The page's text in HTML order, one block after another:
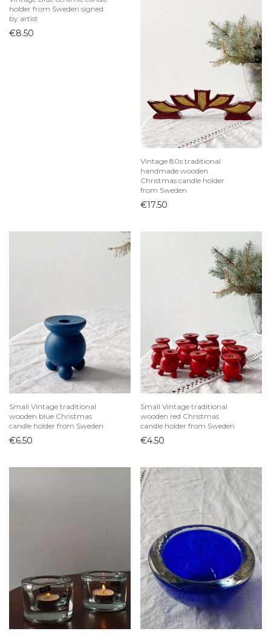
Vintage prietaisai
holder from Sweden signed
by artist
€8.50
Vintage 80s traditional
handmade wooden
Christmas candle holder
from Sweden
€17.50
Small Vintage traditional
wooden blue Christmas
candle holder from Sweden
€6.50
Small Vintage traditional
wooden red Christmas
candle holder from Sweden
€4.50